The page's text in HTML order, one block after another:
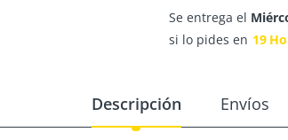
Se entrega el
si lo pides en 19
Descripción Envíos